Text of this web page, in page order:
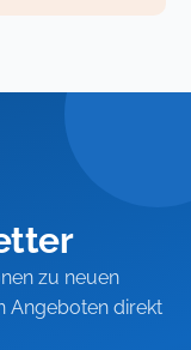
zu neuen
Angeboten direkt